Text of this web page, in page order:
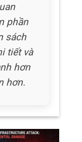
phần
sách
tiết và
hơn
hơn.